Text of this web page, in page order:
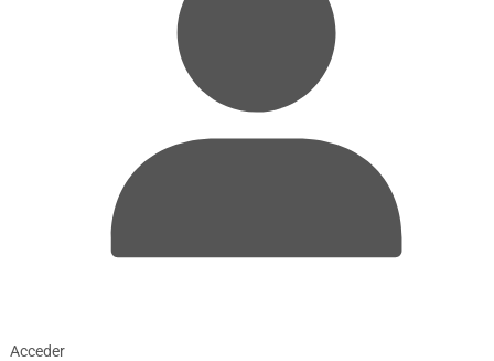
Acceder